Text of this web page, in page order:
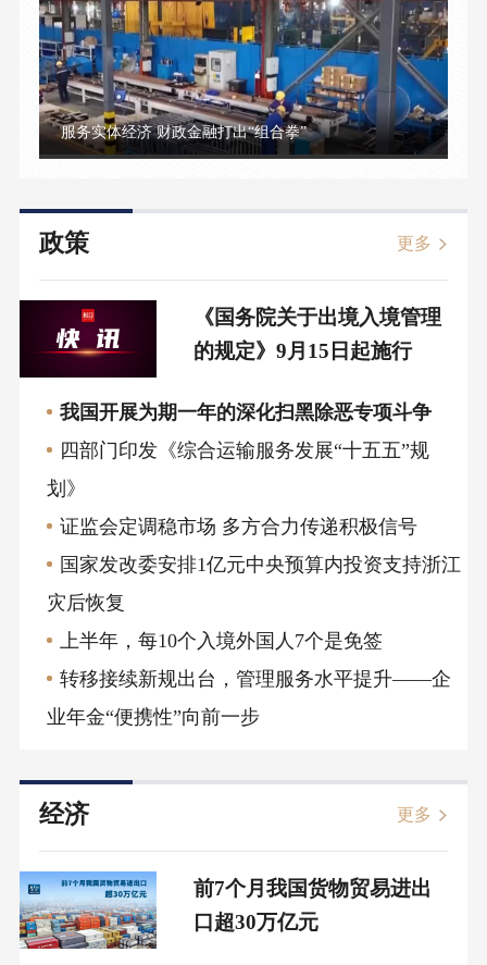
服务实体经济 财政金融打出“组合拳”
政策 更多
《国务院关于出境入境管理
的规定》9月15日起施行
我国开展为期一年的深化扫黑除恶专项斗争
四部门印发《综合运输服务发展“十五五”规
划》
证监会定调稳市场 多方合力传递积极信号
国家发改委安排1亿元中央预算内投资支持浙江
灾后恢复
上半年，每10个入境外国人7个是免签
转移接续新规出台，管理服务水平提升——企
业年金“便携性”向前一步
经济 更多
前7个月我国货物贸易进出
口超30万亿元